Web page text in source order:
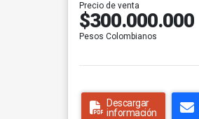
Precio de venta
$300.000.000
Pesos Colombianos
Descargar
información